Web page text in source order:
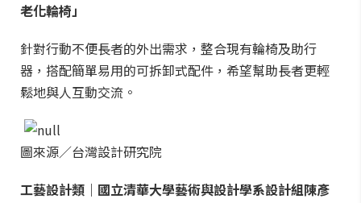
老化輪椅」
針對行動不便長者的外出需求，整合現有輪椅及助行
器，搭配簡單易用的可拆卸式配件，希望幫助長者更輕
鬆地與人互動交流。
圖來源／台灣設計研究院
工藝設計類｜國立清華大學藝術與設計學系設計組陳彥